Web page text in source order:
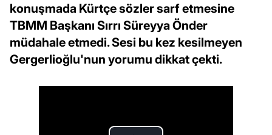
konuşmada Kürtçe sözler sarf etmesine
TBMM Başkanı Sırrı Süreyya Önder
müdahale etmedi. Sesi bu kez kesilmeyen
Gergerlioğlu'nun yorumu dikkat çekti.